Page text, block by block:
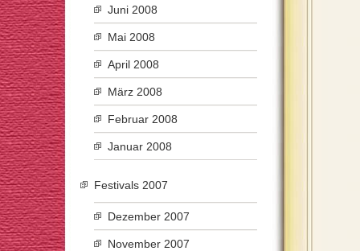
Juni 2008
Mai 2008
April 2008
März 2008
Februar 2008
Januar 2008
Festivals 2007
Dezember 2007
November 2007